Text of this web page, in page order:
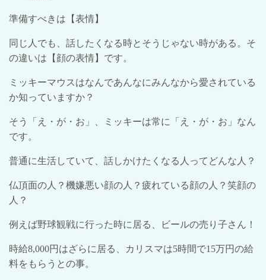
準備すべきは【表情】
同じ人でも、話したくなる時とそうじゃない時がある。そ
の違いは【顔の表情】です。
ミッキーマウスはなんであんなにみんなから愛されている
か知っていますか？
そう「え・が・お」、ミッキーは常に「え・が・お」なん
です。
普通に生活していて、話しかけたくなる人ってどんな人？
仏頂面の人？機嫌悪い顔の人？疲れている顔の人？笑顔の
人？
例えば野球観戦に行った時に居る、ビールの売り子さん！
時給8,000円はざらに居る、カリスマは5時間で15万円の給
料をもらうとの事。